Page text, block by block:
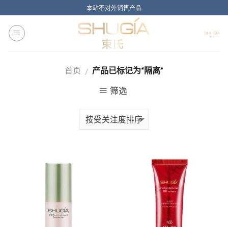
content
本站不对外销售产品
首页 / 产品已标记为“隔离”
筛选